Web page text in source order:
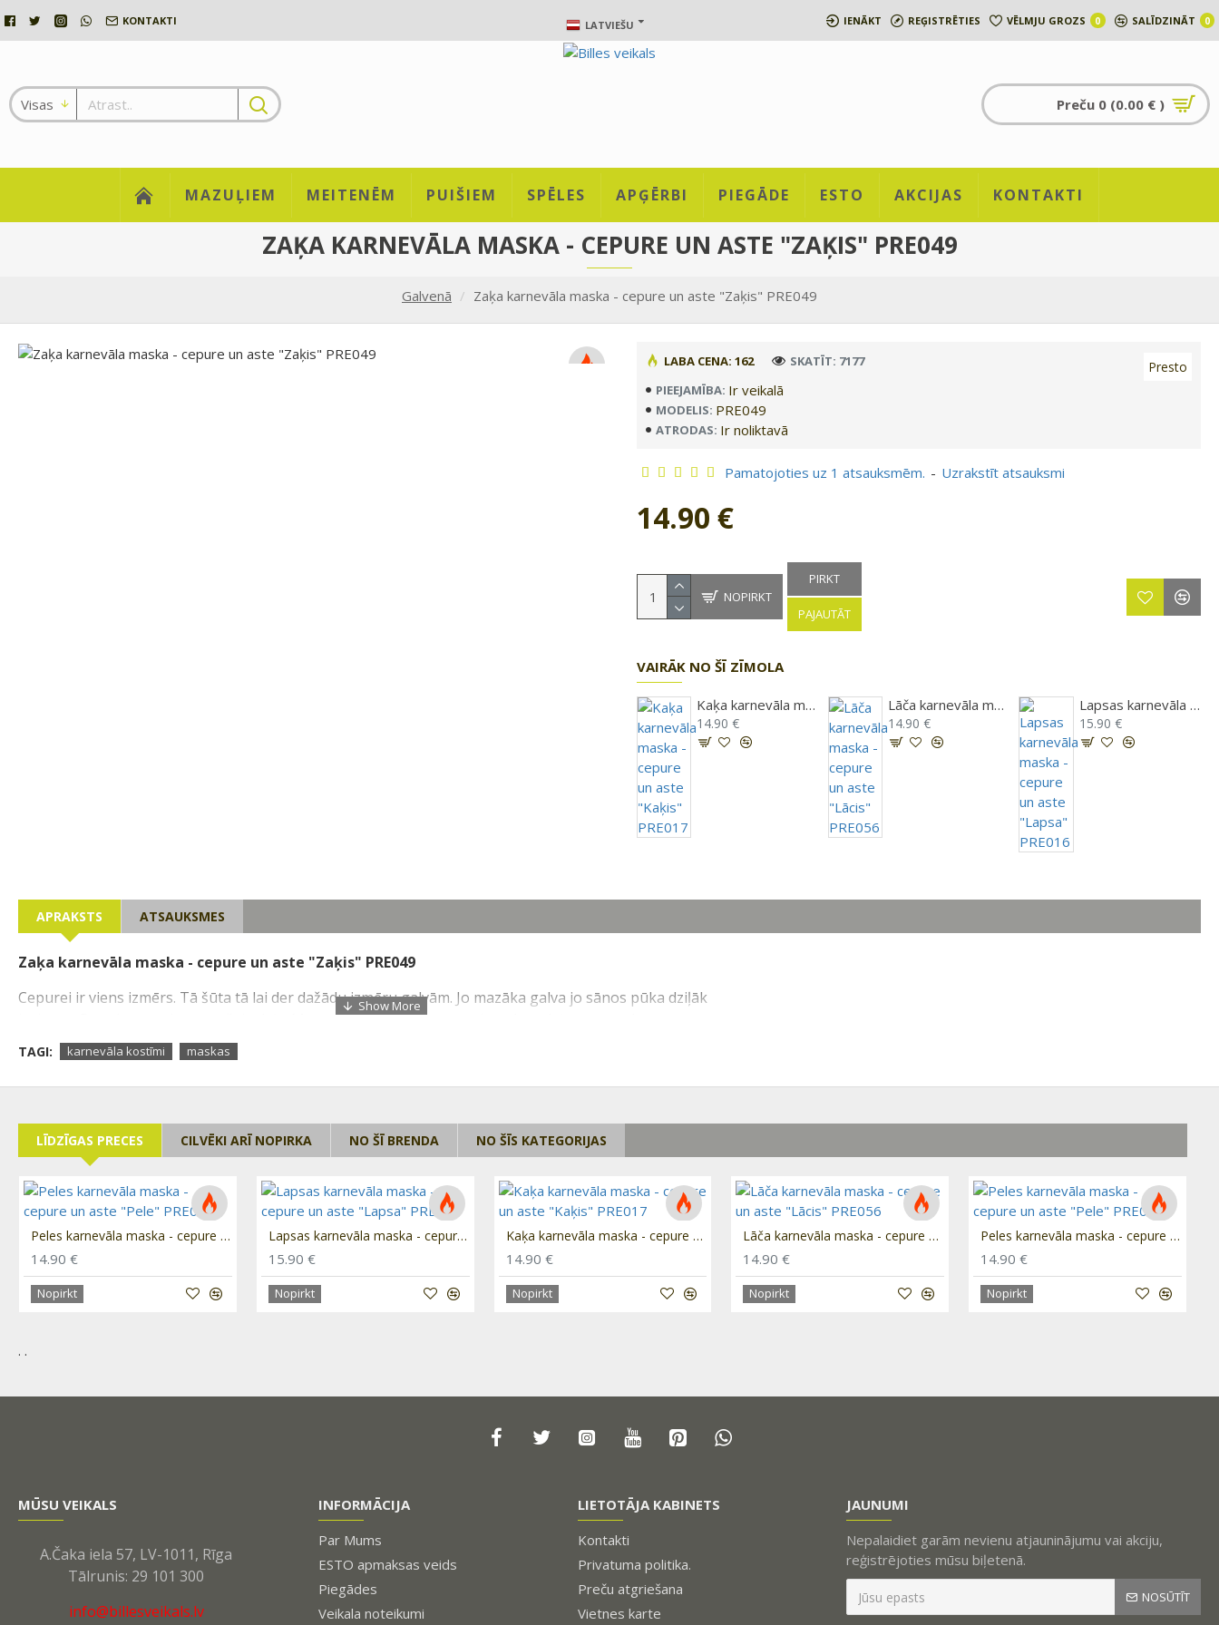
KONTAKTI LATVIEŠU IENĀKT REĢISTRĒTIES VĒLMJU GROZS 0 SALĪDZINĀT 0
Visas Preču 0 (0.00 € )
MAZUĻIEM MEITENĒM PUIŠIEM SPĒLES APĢĒRBI PIEGĀDE ESTO AKCIJAS KONTAKTI
Galvenā Zaķa karnevāla maska - cepure un aste "Zaķis" PRE049
ZAĶA KARNEVĀLA MASKA - CEPURE UN ASTE "ZAĶIS" PRE049
PIEEJAMĪBA: Ir veikalā
MODELIS: PRE049
ATRODAS: Ir noliktavā
Presto
LABA CENA: 162 SKATĪT: 7177
Pamatojoties uz 1 atsauksmēm. - Uzrakstīt atsauksmi
14.90 €
NOPIRKT
PIRKT
PAJAUTĀT
VAIRĀK NO ŠĪ ZĪMOLA
Kaķa karnevāla maska - cepure un aste "Kaķis" PRE017
14.90 €
Lāča karnevāla maska - cepure un aste "Lācis" PRE056
14.90 €
Lapsas karnevāla maska - cepure un aste "Lapsa" PRE016
15.90 €
APRAKSTS ATSAUKSMES
Zaķa karnevāla maska - cepure un aste "Zaķis" PRE049
Cepurei ir viens izmērs. Tā šūta tā lai der dažādu izmēru galvām. Jo mazāka galva jo sānos pūka dziļāk
iesienas. Paredzēta galvas augšējā daļā. Mugurpusē visu aizmugurējo galvas daļu nenosedz.
TAGI: karnevāla kostīmi maskas
LĪDZĪGAS PRECES CILVĒKI ARĪ NOPIRKA NO ŠĪ BRENDA NO ŠĪS KATEGORIJAS
Peles karnevāla maska - cepure un aste "Pele" PRE013
14.90 €
Nopirkt
Lapsas karnevāla maska - cepure un aste "Lapsa" PRE016
15.90 €
Nopirkt
Kaķa karnevāla maska - cepure un aste "Kaķis" PRE017
14.90 €
Nopirkt
Lāča karnevāla maska - cepure un aste "Lācis" PRE056
14.90 €
Nopirkt
Peles karnevāla maska - cepure un aste "Pele" PRE062
14.90 €
Nopirkt
. .
MŪSU VEIKALS
A.Čaka iela 57, LV-1011, Rīga
Tālrunis: 29 101 300
info@billesveikals.lv
INFORMĀCIJA
Par Mums
ESTO apmaksas veids
Piegādes
Veikala noteikumi
LIETOTĀJA KABINETS
Kontakti
Privatuma politika.
Preču atgriešana
Vietnes karte
JAUNUMI
Nepalaidiet garām nevienu atjauninājumu vai akciju,
reģistrējoties mūsu biļetenā.
NOSŪTĪT